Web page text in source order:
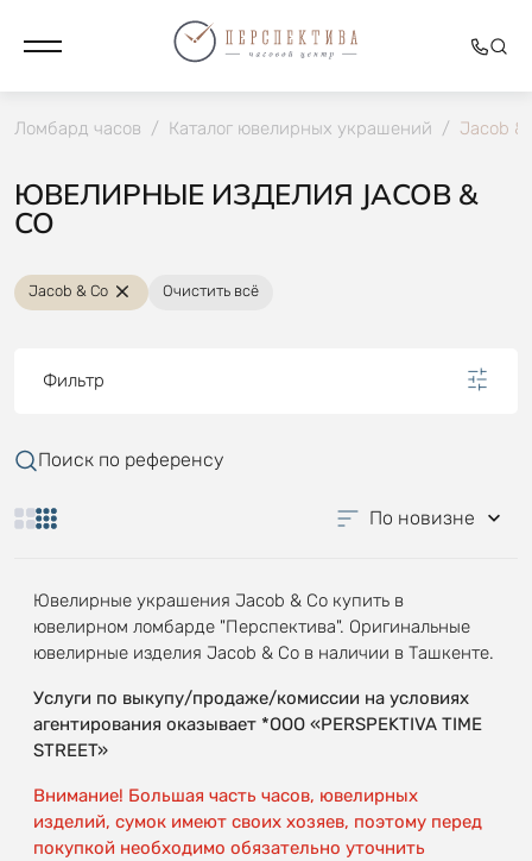
Ломбард часов / Каталог ювелирных украшений / Jacob &
ЮВЕЛИРНЫЕ ИЗДЕЛИЯ JACOB &
CO
Jacob & Co Очистить всё
Фильтр
Поиск по референсу
По новизне
Ювелирные украшения Jacob & Co купить в
ювелирном ломбарде "Перспектива". Оригинальные
ювелирные изделия Jacob & Co в наличии в Ташкенте.
Услуги по выкупу/продаже/комиссии на условиях
агентирования оказывает *OOO «PERSPEKTIVA TIME
STREET»
Внимание! Большая часть часов, ювелирных
изделий, сумок имеют своих хозяев, поэтому перед
покупкой необходимо обязательно уточнить